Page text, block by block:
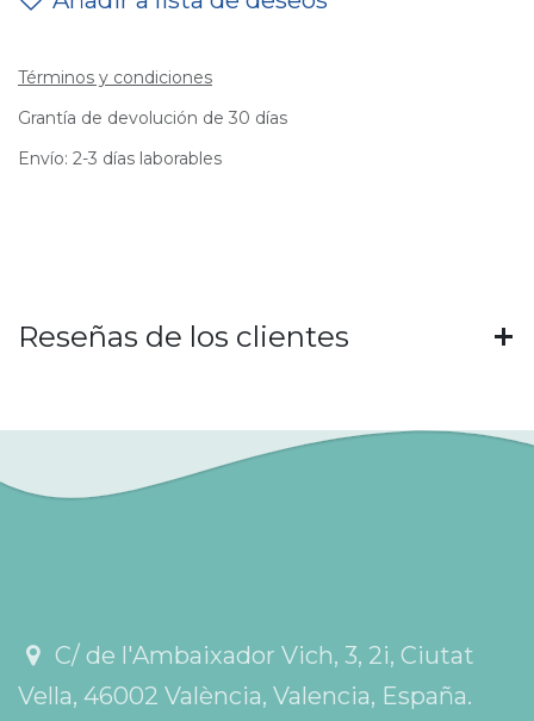
Términos y condiciones
Grantía de devolución de 30 días
Envío: 2-3 días laborables
Reseñas de los clientes
C/ de l'Ambaixador Vich, 3, 2i, Ciutat
Vella, 46002 València, Valencia, España.